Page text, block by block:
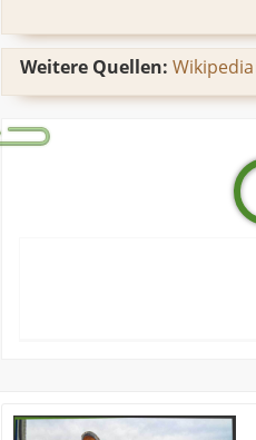
Weitere Quellen: Wikipedia